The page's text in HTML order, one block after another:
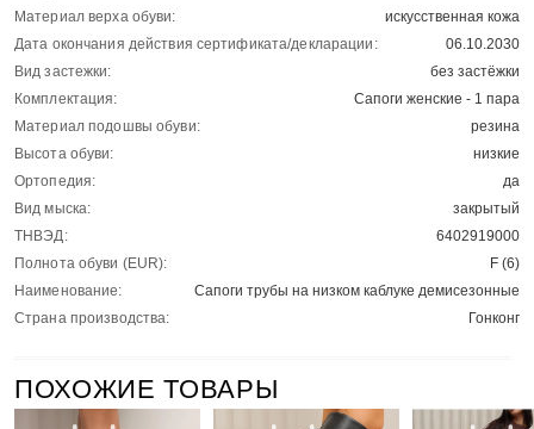
Материал верха обуви:
искусственная кожа
Дата окончания действия сертификата/декларации:
06.10.2030
Вид застежки:
без застёжки
Комплектация:
Сапоги женские - 1 пара
Материал подошвы обуви:
резина
Высота обуви:
низкие
Ортопедия:
да
Вид мыска:
закрытый
ТНВЭД:
6402919000
Полнота обуви (EUR):
F (6)
Наименование:
Сапоги трубы на низком каблуке демисезонные
Страна производства:
Гонконг
ПОХОЖИЕ ТОВАРЫ